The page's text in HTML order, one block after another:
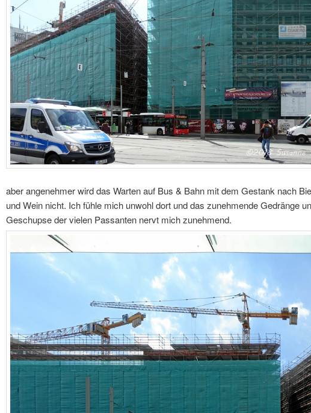
aber angenehmer wird das Warten auf Bus & Bahn mit dem Gestank nach
und Wein nicht. Ich fühle mich unwohl dort und das zunehmende Gedränge
Geschupse der vielen Passanten nervt mich zunehmend.